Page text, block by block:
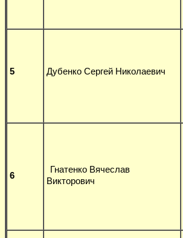
5 Дубенко Сергей Николаевич
6
Гнатенко Вячеслав
Викторович